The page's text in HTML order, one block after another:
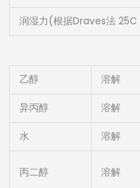
润湿力(根据Draves法 25C
乙醇
溶解
异丙醇 溶解
水 溶解
丙二醇 溶解